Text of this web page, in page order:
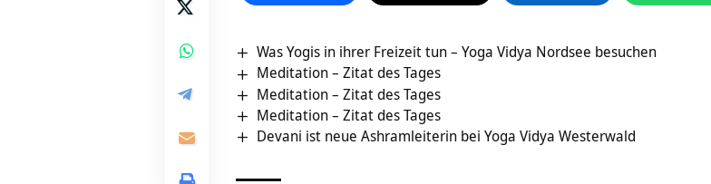
Was Yogis in ihrer Freizeit tun – Yoga Vidya Nordsee besuchen
Meditation – Zitat des Tages
Meditation – Zitat des Tages
Meditation – Zitat des Tages
Devani ist neue Ashramleiterin bei Yoga Vidya Westerwald